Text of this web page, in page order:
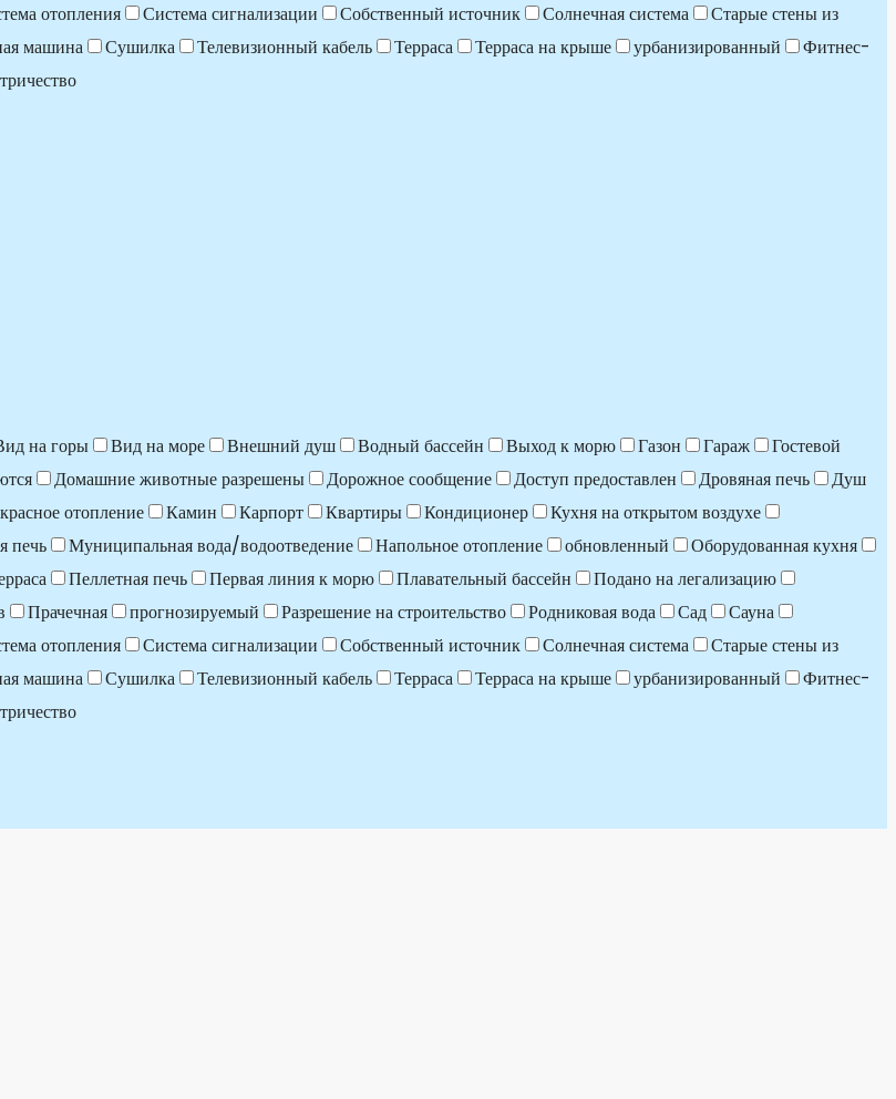
отопления Система сигнализации Собственный источник Солнечная система
Старые стены из
машина Сушилка Телевизионный кабель Терраса Терраса на крыше урбанизированный
Фитнес-
на горы Вид на море Внешний душ Водный бассейн Выход к морю Газон Гараж
Гостевой
Домашние животные разрешены Дорожное сообщение Доступ предоставлен Дровяная печь
Душ
отопление Камин Карпорт Квартиры Кондиционер
Кухня на открытом воздухе
печь Муниципальная вода/водоотведение Напольное отопление обновленный
Оборудованная кухня
Пеллетная печь Первая линия к морю Плавательный бассейн
Подано на легализацию
Прачечная прогнозируемый Разрешение на строительство Родниковая вода Сад
Сауна
отопления Система сигнализации Собственный источник Солнечная система
Старые стены из
машина Сушилка Телевизионный кабель Терраса Терраса на крыше урбанизированный
Фитнес-